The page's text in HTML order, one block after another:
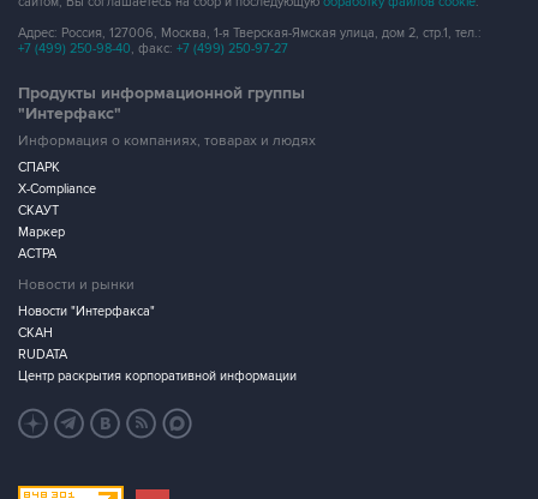
Адрес: Россия, 127006, Москва, 1-я Тверская-Ямская улица, дом 2, стр.1, тел.:
+7 (499) 250-98-40, факс: +7 (499) 250-97-27
Продукты информационной группы
"Интерфакс"
Информация о компаниях, товарах и людях
СПАРК
X-Compliance
СКАУТ
Маркер
АСТРА
Новости и рынки
Новости "Интерфакса"
СКАН
RUDATA
Центр раскрытия корпоративной информации